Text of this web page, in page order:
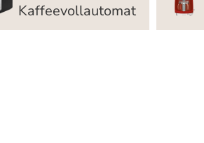
Kaffeevollautomat